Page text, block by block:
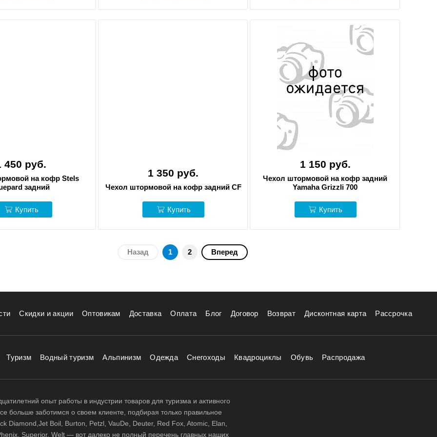
450 руб.
на кофр Stels
задний
Купить
1 350 руб.
Чехол штормовой на кофр задний CF
Купить
1 150 руб.
Чехол штормовой на кофр задний
Yamaha Grizzli 700
Купить
Назад 1 2 Вперед
Скидки и акции Оптовикам Доставка Оплата Блог Договор Возврат Дисконтная карта Рассрочка
Туризм Водный туризм Альпинизм Одежда Снегоходы Квадроциклы Обувь Распродажа
опыт работы в индустрии товаров для туризма и активного
больше заботимся о своем клиенте, подбирая только правильное
Diamond,Jet Boil, Burton, Petzl, VauDe, Deuter, Red Fox, Atomic, Elan,
Superior, Welt — вот далеко не полный перечень главных наших